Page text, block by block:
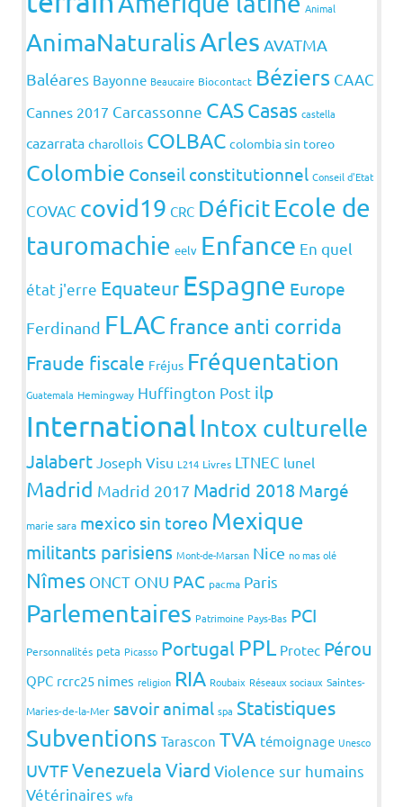
Animal
AnimaNaturalisArles AVATMA
Baléares Bayonne Beaucaire Biocontact Béziers CAAC
Cannes 2017 Carcassonne CASCasas castella
cazarrata charollois COLBAC colombia sin toreo
Colombie Conseil constitutionnel Conseil d'Etat
COVAC covid19 CRC DéficitEcole de
tauromachie eelv Enfance En quel
état j'erre Equateur Espagne Europe
Ferdinand FLAC france anti corrida
Fraude fiscale Fréjus Fréquentation
Guatemala Hemingway Huffington Post ilp
International Intox culturelle
Jalabert Joseph Visu L214 Livres LTNEC lunel
Madrid Madrid 2017 Madrid 2018 Margé
marie sara mexico sin toreo Mexique
militants parisiens Mont-de-Marsan Nice no mas olé
Nîmes ONCT ONU PAC pacma Paris
Parlementaires Patrimoine Pays-Bas PCI
Personnalités peta Picasso Portugal PPL Protec Pérou
QPC rcrc25 nimes religion RIA Roubaix Réseaux sociaux Saintes-
Maries-de-la-Mer savoir animal spa Statistiques
Subventions Tarascon TVA témoignage Unesco
UVTFVenezuelaViard Violence sur humains
Vétérinaires wfa